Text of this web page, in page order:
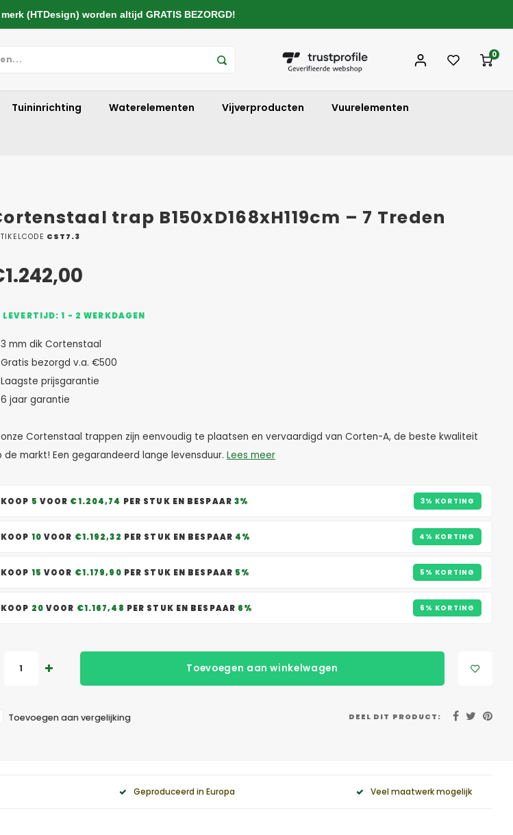
0
Tuininrichting Waterelementen Vijverproducten Vuurelementen
trap B150xD168xH119cm – 7 Treden
CST7.3
LEVERTIJD: 1 - 2 WERKDAGEN
mm dik Cortenstaal
bezorgd v.a. €500
prijsgarantie
jaar garantie
Cortenstaal trappen zijn eenvoudig te plaatsen en vervaardigd van Corten-A, de beste kwaliteit
de markt! Een gegarandeerd lange levensduur. Lees meer
KOOP 5 VOOR €1.204,74 PER STUK EN BESPAAR3% 3% KORTING
KOOP 10 VOOR €1.192,32 PER STUK EN BESPAAR 4% 4% KORTING
KOOP 15 VOOR €1.179,90 PER STUK EN BESPAAR 5% 5% KORTING
KOOP 20 VOOR €1.167,48 PER STUK EN BESPAAR 6% 6% KORTING
Toevoegen aan winkelwagen
Toevoegen aan vergelijking DEEL DIT PRODUCT:
Geproduceerd in Europa Veel maatwerk mogelijk
(HTDesign) worden altijd GRATIS BEZORGD!